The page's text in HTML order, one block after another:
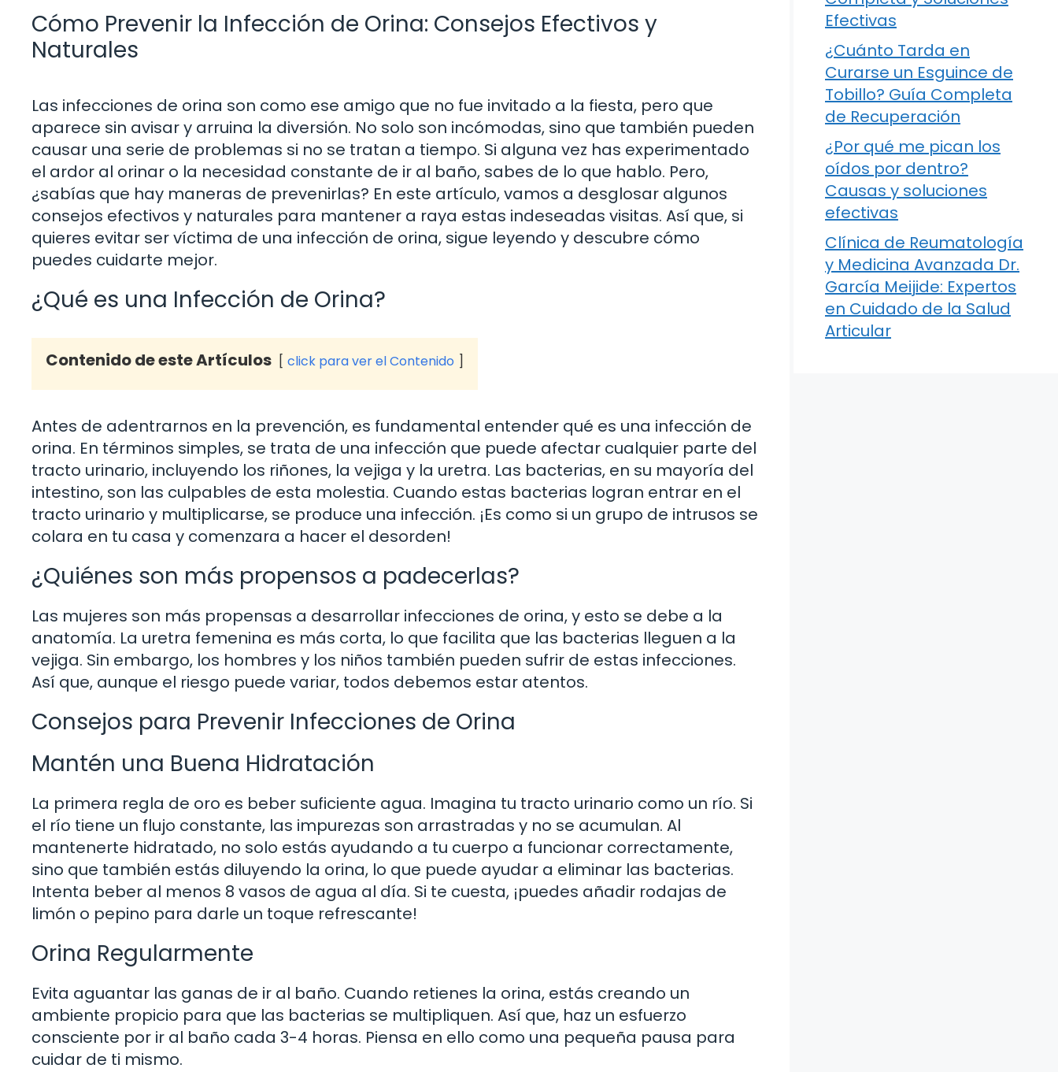
Cómo Prevenir la Infección de Orina: Consejos Efectivos y
Naturales
Las infecciones de orina son como ese amigo que no fue invitado a la fiesta, pero que
aparece sin avisar y arruina la diversión. No solo son incómodas, sino que también pueden
causar una serie de problemas si no se tratan a tiempo. Si alguna vez has experimentado
el ardor al orinar o la necesidad constante de ir al baño, sabes de lo que hablo. Pero,
¿sabías que hay maneras de prevenirlas? En este artículo, vamos a desglosar algunos
consejos efectivos y naturales para mantener a raya estas indeseadas visitas. Así que, si
quieres evitar ser víctima de una infección de orina, sigue leyendo y descubre cómo
puedes cuidarte mejor.
¿Qué es una Infección de Orina?
Contenido de este Artículos click para ver el Contenido
Antes de adentrarnos en la prevención, es fundamental entender qué es una infección de
orina. En términos simples, se trata de una infección que puede afectar cualquier parte del
tracto urinario, incluyendo los riñones, la vejiga y la uretra. Las bacterias, en su mayoría del
intestino, son las culpables de esta molestia. Cuando estas bacterias logran entrar en el
tracto urinario y multiplicarse, se produce una infección. ¡Es como si un grupo de intrusos se
colara en tu casa y comenzara a hacer el desorden!
¿Quiénes son más propensos a padecerlas?
Las mujeres son más propensas a desarrollar infecciones de orina, y esto se debe a la
anatomía. La uretra femenina es más corta, lo que facilita que las bacterias lleguen a la
vejiga. Sin embargo, los hombres y los niños también pueden sufrir de estas infecciones.
Así que, aunque el riesgo puede variar, todos debemos estar atentos.
Consejos para Prevenir Infecciones de Orina
Mantén una Buena Hidratación
La primera regla de oro es beber suficiente agua. Imagina tu tracto urinario como un río. Si
el río tiene un flujo constante, las impurezas son arrastradas y no se acumulan. Al
mantenerte hidratado, no solo estás ayudando a tu cuerpo a funcionar correctamente,
sino que también estás diluyendo la orina, lo que puede ayudar a eliminar las bacterias.
Intenta beber al menos 8 vasos de agua al día. Si te cuesta, ¡puedes añadir rodajas de
limón o pepino para darle un toque refrescante!
Orina Regularmente
Evita aguantar las ganas de ir al baño. Cuando retienes la orina, estás creando un
ambiente propicio para que las bacterias se multipliquen. Así que, haz un esfuerzo
consciente por ir al baño cada 3-4 horas. Piensa en ello como una pequeña pausa para
cuidar de ti mismo.
Efectivas
¿Cuánto Tarda en
Curarse un Esguince de
Tobillo? Guía Completa
de Recuperación
¿Por qué me pican los
oídos por dentro?
Causas y soluciones
efectivas
Clínica de Reumatología
y Medicina Avanzada Dr.
García Meijide: Expertos
en Cuidado de la Salud
Articular